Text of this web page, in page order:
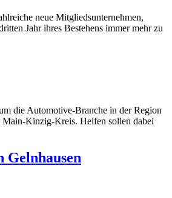
neue Mitgliedsunternehmen,
Jahr ihres Bestehens immer mehr zu
die Automotive-Branche in der Region
Main-Kinzig-Kreis. Helfen sollen dabei
Gelnhausen